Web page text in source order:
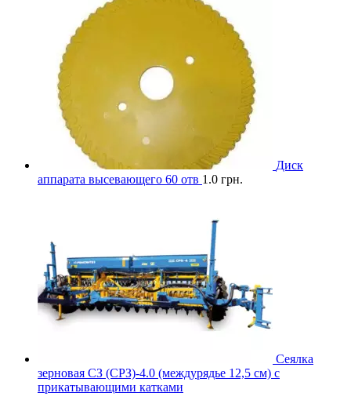
Диск
аппарата высевающего 60 отв 1.0 грн.
Сеялка
зерновая СЗ (СРЗ)-4.0 (междурядье 12,5 см) с
прикатывающими катками